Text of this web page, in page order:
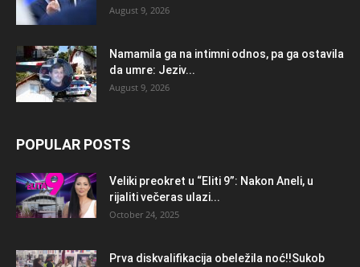
August 9, 2026
Namamila ga na intimni odnos, pa ga ostavila
da umre: Jeziv...
August 9, 2026
POPULAR POSTS
Veliki preokret u “Eliti 9”: Nakon Aneli, u
rijaliti večeras ulazi...
October 24, 2025
Prva diskvalifikacija obeležila noć!!Sukob